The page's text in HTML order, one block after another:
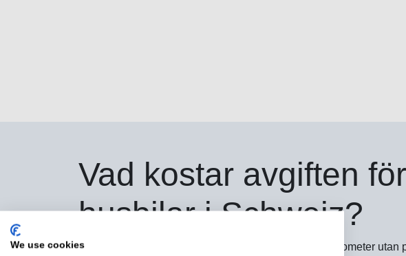
Vad kostar avgiften för
husbilar i Schweiz?
Avgiften för tunga fordon beror inte på antalet körda kilometer utan
We use cookies